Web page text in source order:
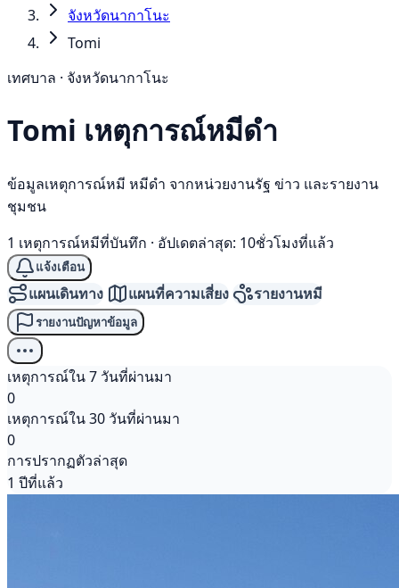
จังหวัดนากาโนะ
Tomi
เทศบาล · จังหวัดนากาโนะ
Tomi เหตุการณ์หมีดำ
ข้อมูลเหตุการณ์หมี หมีดำ จากหน่วยงานรัฐ ข่าว และรายงาน
ชุมชน
1 เหตุการณ์หมีที่บันทึก · อัปเดตล่าสุด: 10ชั่วโมงที่แล้ว
แจ้งเตือน
แผนเดินทาง แผนที่ความเสี่ยง รายงานหมี
รายงานปัญหาข้อมูล
เหตุการณ์ใน 7 วันที่ผ่านมา
0
เหตุการณ์ใน 30 วันที่ผ่านมา
0
การปรากฏตัวล่าสุด
1 ปีที่แล้ว